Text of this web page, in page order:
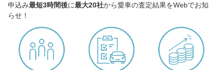
申込み最短3時間後に最大20社から愛車の査定結果をWebでお知
らせ！